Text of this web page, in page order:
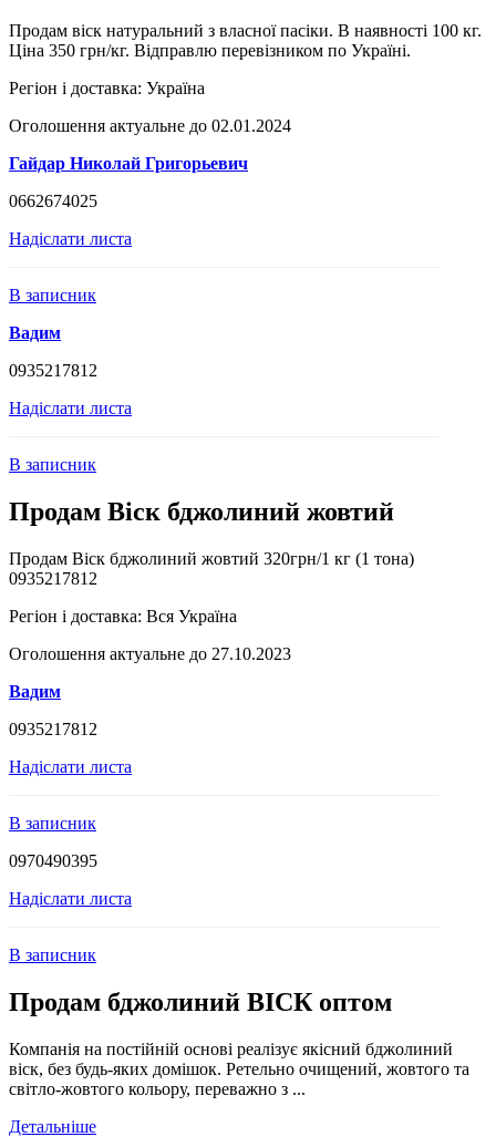
Продам віск натуральний з власної пасіки. В наявності 100 кг.
Ціна 350 грн/кг. Відправлю перевізником по Україні.
Регіон і доставка: Україна
Оголошення актуальне до 02.01.2024
Гайдар Николай Григорьевич
0662674025
Надіслати листа
В записник
Вадим
0935217812
Надіслати листа
В записник
Продам Віск бджолиний жовтий
Продам Віск бджолиний жовтий 320грн/1 кг (1 тона)
0935217812
Регіон і доставка: Вся Україна
Оголошення актуальне до 27.10.2023
Вадим
0935217812
Надіслати листа
В записник
0970490395
Надіслати листа
В записник
Продам бджолиний ВІСК оптом
Компанія на постійній основі реалізує якісний бджолиний
віск, без будь-яких домішок. Ретельно очищений, жовтого та
світло-жовтого кольору, переважно з ...
Детальніше